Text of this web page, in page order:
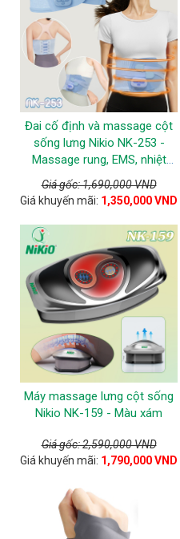
Đai cố định và massage cột
sống lưng Nikio NK-253 -
Massage rung, EMS, nhiệt
nóng
Giá gốc: 1,690,000 VND
Giá khuyến mãi: 1,350,000 VND
Máy massage lưng cột sống
Nikio NK-159 - Màu xám
Giá gốc: 2,590,000 VND
Giá khuyến mãi: 1,790,000 VND